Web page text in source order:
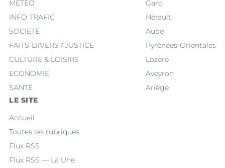
MÉTÉO
INFO TRAFIC
SOCIÉTÉ
FAITS-DIVERS / JUSTICE
CULTURE & LOISIRS
ECONOMIE
SANTÉ
Gard
Hérault
Aude
Pyrénées-Orientales
Lozère
Aveyron
Ariège
LE SITE
Accueil
Toutes les rubriques
Flux RSS
Flux RSS — La Une